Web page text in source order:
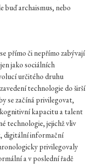
buď archaismus, nebo
přímo či nepřímo zabývají
jako sociálních
určitého druhu
technologie do širší
se začíná privilegovat,
kapacitu a talent
technologie, jejichž vliv
digitální informační
privilegovaly
a v poslední řadě